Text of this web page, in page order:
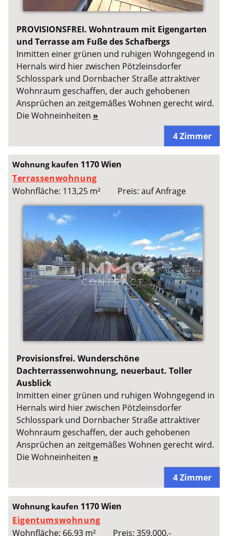
PROVISIONSFREI. Wohntraum mit Eigengarten
und Terrasse am Fuße des Schafbergs
Inmitten einer grünen und ruhigen Wohngegend in
Hernals wird hier zwischen Pötzleinsdorfer
Schlosspark und Dornbacher Straße attraktiver
Wohnraum geschaffen, der auch gehobenen
Ansprüchen an zeitgemäßes Wohnen gerecht wird.
Die Wohneinheiten »
4 Zimmer
Wohnung kaufen 1170 Wien
Terrassenwohnung
Wohnfläche: 113,25 m²
Preis: auf Anfrage
Provisionsfrei. Wunderschöne
Dachterrassenwohnung, neuerbaut. Toller
Ausblick
Inmitten einer grünen und ruhigen Wohngegend in
Hernals wird hier zwischen Pötzleinsdorfer
Schlosspark und Dornbacher Straße attraktiver
Wohnraum geschaffen, der auch gehobenen
Ansprüchen an zeitgemäßes Wohnen gerecht wird.
Die Wohneinheiten »
4 Zimmer
Wohnung kaufen 1170 Wien
Eigentumswohnung
Wohnfläche: 66,93 m²
Preis: 359.000,-